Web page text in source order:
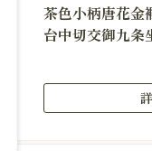
茶色小柄唐花金
台中切交御九条